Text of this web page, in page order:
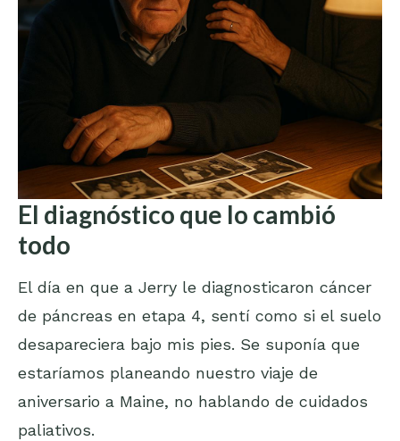
El diagnóstico que lo cambió
todo
El día en que a Jerry le diagnosticaron cáncer
de páncreas en etapa 4, sentí como si el suelo
desapareciera bajo mis pies. Se suponía que
estaríamos planeando nuestro viaje de
aniversario a Maine, no hablando de cuidados
paliativos.